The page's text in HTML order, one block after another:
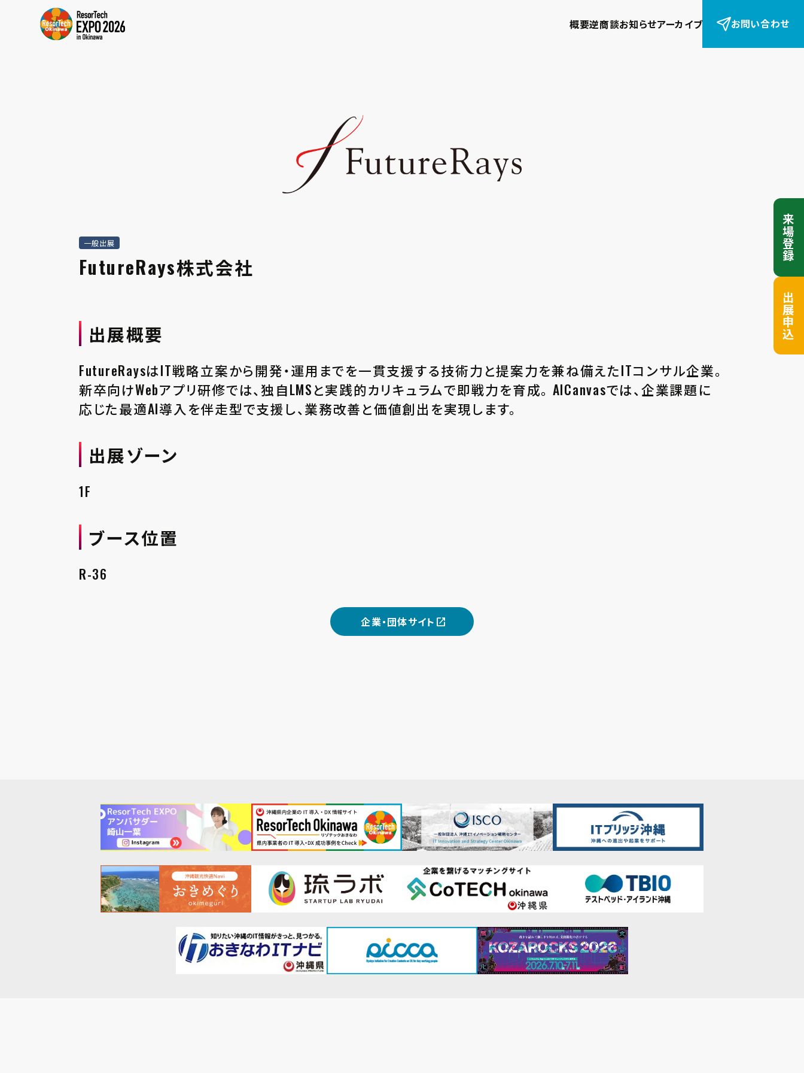
概要逆商談お知らせアーカイブ お問い合わせ
来場登録
出展申込
一般出展
FutureRays株式会社
出展概要
FutureRaysはIT戦略立案から開発・運用までを一貫支援する技術力と提案力を兼ね備えたITコンサル企業。
新卒向けWebアプリ研修では、独自LMSと実践的カリキュラムで即戦力を育成。 AICanvasでは、企業課題に
応じた最適AI導入を伴走型で支援し、業務改善と価値創出を実現します。
出展ゾーン
1F
ブース位置
R-36
企業・団体サイト